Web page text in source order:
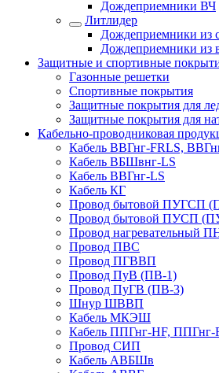
Дождеприемники ВЧ
Литлидер
Дождеприемники из
Дождеприемники из
Защитные и спортивные
Газонные решетки
Спортивные покрытия
Защитные покрытия для
Защитные покрытия для
Кабельно-проводниковая
Кабель ВВГнг-FRLS,
Кабель ВБШвнг-LS
Кабель ВВГнг-LS
Кабель КГ
Провод бытовой ПУГСП
Провод бытовой ПУСП
Провод нагревательный
Провод ПВС
Провод ПГВВП
Провод ПуВ (ПВ-1)
Провод ПуГВ (ПВ-3)
Шнур ШВВП
Кабель МКЭШ
Кабель ППГнг-HF, ППГнг-
Провод СИП
Кабель АВБШв